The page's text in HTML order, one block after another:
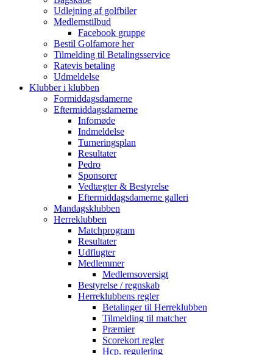
Udlejning af golfbiler
Medlemstilbud
Facebook gruppe
Bestil Golfamore her
Tilmelding til Betalingsservice
Ratevis betaling
Udmeldelse
Klubber i klubben
Formiddagsdamerne
Eftermiddagsdamerne
Infomøde
Indmeldelse
Turneringsplan
Resultater
Pedro
Sponsorer
Vedtægter & Bestyrelse
Eftermiddagsdamerne galleri
Mandagsklubben
Herreklubben
Matchprogram
Resultater
Udflugter
Medlemmer
Medlemsoversigt
Bestyrelse / regnskab
Herreklubbens regler
Betalinger til Herreklubben
Tilmelding til matcher
Præmier
Scorekort regler
Hcp. regulering